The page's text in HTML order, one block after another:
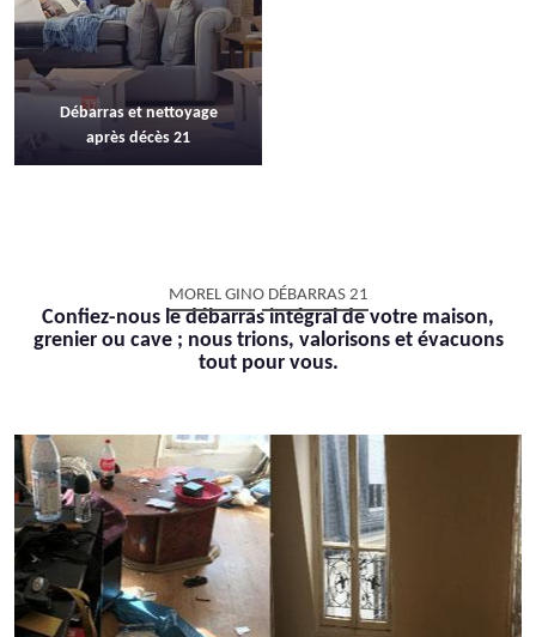
Débarras et nettoyage
après décès 21
MOREL GINO DÉBARRAS 21
Confiez-nous le débarras intégral de votre maison,
grenier ou cave ; nous trions, valorisons et évacuons
tout pour vous.